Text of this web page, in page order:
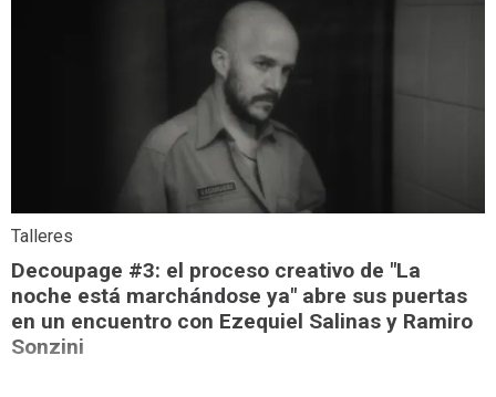
Talleres
Decoupage #3: el proceso creativo de "La
noche está marchándose ya" abre sus puertas
en un encuentro con Ezequiel Salinas y Ramiro
Sonzini